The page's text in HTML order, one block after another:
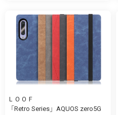
ＬＯＯＦ
「Retro Series」AQUOS zero5G